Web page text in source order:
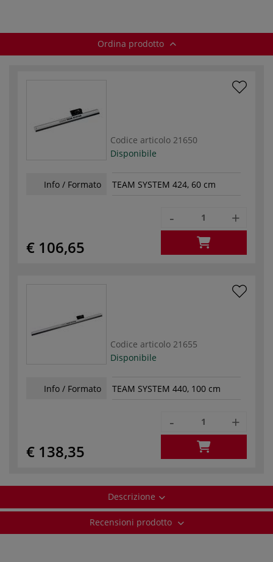
Ordina prodotto
Codice articolo 21650
Disponibile
Info / Formato TEAM SYSTEM 424, 60 cm
€ 106,65
- +
Codice articolo 21655
Disponibile
Info / Formato TEAM SYSTEM 440, 100 cm
€ 138,35
- +
Descrizione
Recensioni prodotto